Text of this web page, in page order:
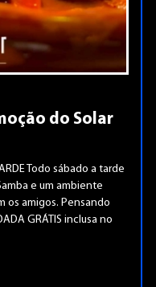
do Solar
Todo sábado a tarde
e um ambiente
os amigos. Pensando
GRÁTIS inclusa no